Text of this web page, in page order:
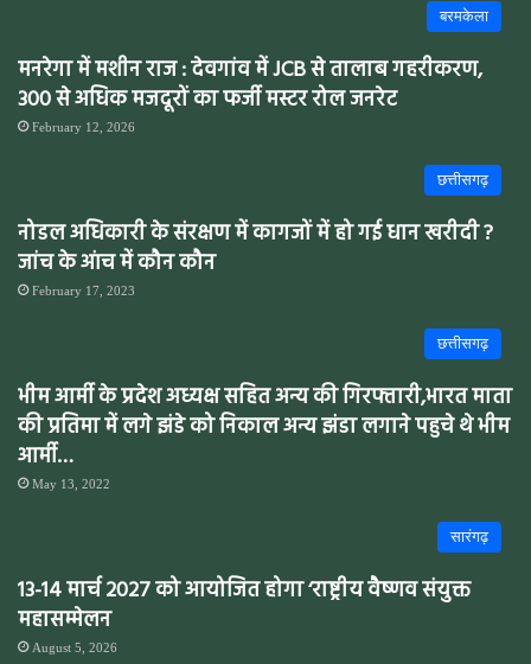
बरमकेला
मनरेगा में मशीन राज : देवगांव में JCB से तालाब गहरीकरण,
300 से अधिक मजदूरों का फर्जी मस्टर रोल जनरेट
February 12, 2026
छत्तीसगढ़
नोडल अधिकारी के संरक्षण में कागजों में हो गई धान खरीदी ?
जांच के आंच में कौन कौन
February 17, 2023
छत्तीसगढ़
भीम आर्मी के प्रदेश अध्यक्ष सहित अन्य की गिरफ्तारी,भारत माता
की प्रतिमा में लगे झंडे को निकाल अन्य झंडा लगाने पहुचे थे भीम
आर्मी…
May 13, 2022
सारंगढ़
13-14 मार्च 2027 को आयोजित होगा ‘राष्ट्रीय वैष्णव संयुक्त
महासम्मेलन
August 5, 2026